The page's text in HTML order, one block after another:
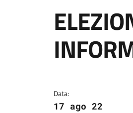
Data:
17 ago 22